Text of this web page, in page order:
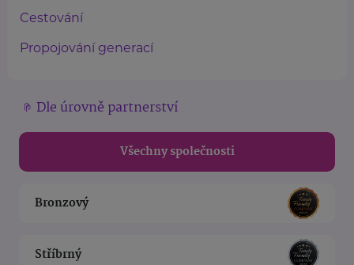
Cestování
Propojování generací
Dle úrovně partnerství
Všechny společnosti
Bronzový
Stříbrný